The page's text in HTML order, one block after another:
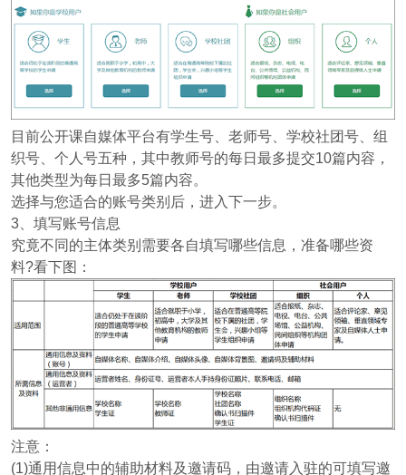
目前公开课自媒体平台有学生号、老师号、学校社团号、组
织号、个人号五种，其中教师号的每日最多提交10篇内容，
其他类型为每日最多5篇内容。
选择与您适合的账号类别后，进入下一步。
3、填写账号信息
究竟不同的主体类别需要各自填写哪些信息，准备哪些资
料?看下图：
注意：
(1)通用信息中的辅助材料及邀请码，由邀请入驻的可填写邀